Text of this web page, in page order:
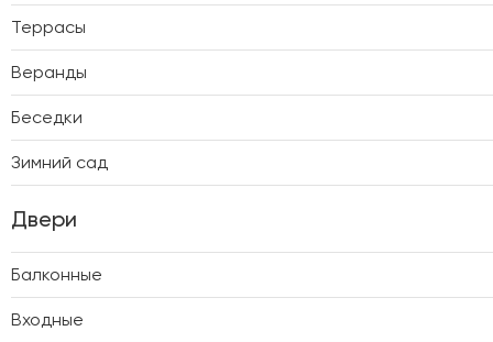
Террасы
Веранды
Беседки
Зимний сад
Двери
Балконные
Входные